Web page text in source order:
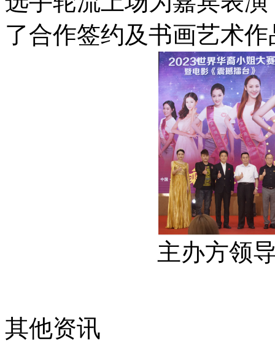
了合作签约及书画艺术
主办方领
其他资讯